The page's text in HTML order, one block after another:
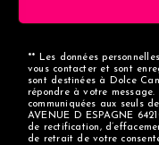
** Les données
vous contacter et sont
sont destinées à Dolce
répondre à votre message.
communiquées aux seuls
AVENUE D ESPAGNE
de rectification,
de retrait de votre